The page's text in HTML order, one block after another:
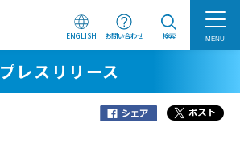
ENGLISH お問い合わせ 検索 MENU
プレスリリース